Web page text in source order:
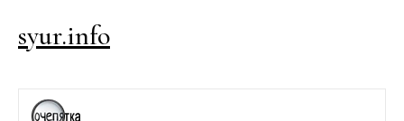
syur.info